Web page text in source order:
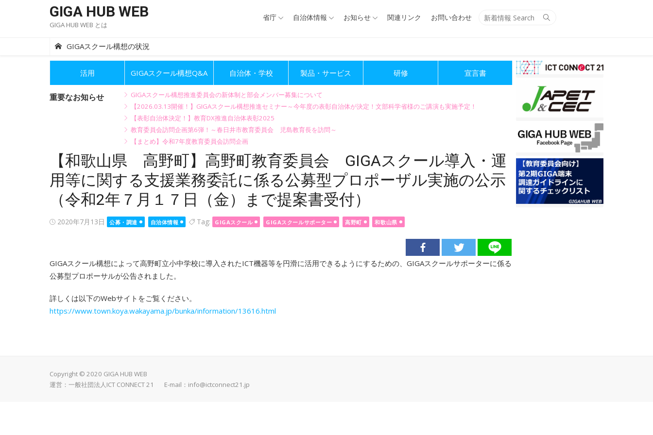
GIGA HUB WEB
GIGA HUB WEB とは
Search
省庁 自治体情報 お知らせ 関連リンク お問い合わせ
GIGAスクール構想の状況
活用 GIGAスクール構想Q&A 自治体・学校 製品・サービス 研修 宣言書
重要なお知らせ
GIGAスクール構想推進委員会の新体制と部会メンバー募集について
【2026.03.13開催！】GIGAスクール構想推進セミナー～今年度の表彰自治体が決定！文部科学省様のご講演も実施予定！
【表彰自治体決定！】教育DX推進自治体表彰2025
教育委員会訪問企画第6弾！～春日井市教育委員会 児島教育長を訪問～
【まとめ】令和7年度教育委員会訪問企画
【和歌山県 高野町】高野町教育委員会 GIGAスクール導入・運
用等に関する支援業務委託に係る公募型プロポーザル実施の公示
（令和2年７月１７日（金）まで提案書受付）
Posted
2020年7月13日 公募・調達 自治体情報 Tag: GIGAスクール GIGAスクールサポーター 高野町 和歌山県
GIGAスクール構想によって高野町立小中学校に導入されたICT機器等を円滑に活用できるようにするための、GIGAスクールサポーターに係る
公募型プロポーサルが公告されました。
詳しくは以下のWebサイトをご覧ください。
https://www.town.koya.wakayama.jp/bunka/information/13616.html
Copyright © 2020 GIGA HUB WEB
運営：一般社団法人ICT CONNECT 21 E-mail： info@ictconnect21.jp